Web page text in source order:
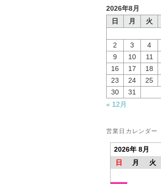
2026年8月
日
月 火
2
3 4
9
10 11
16
17 18
23
24 25
30
31
« 12月
営業日カレンダー
2026年 8月
日
月 火